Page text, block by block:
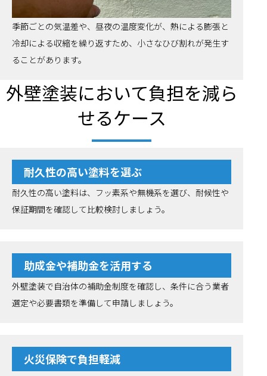
季節ごとの気温差や、昼夜の温度変化が、熱による膨張と
冷却による収縮を繰り返すため、小さなひび割れが発生す
ることがあります。
外壁塗装において負担を減ら
せるケース
耐久性の高い塗料を選ぶ
耐久性の高い塗料は、フッ素系や無機系を選び、耐候性や
保証期間を確認して比較検討しましょう。
助成金や補助金を活用する
外壁塗装で自治体の補助金制度を確認し、条件に合う業者
選定や必要書類を準備して申請しましょう。
火災保険で負担軽減